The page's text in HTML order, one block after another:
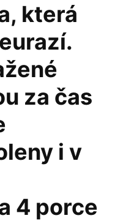
která
za čas
i v
4 porce